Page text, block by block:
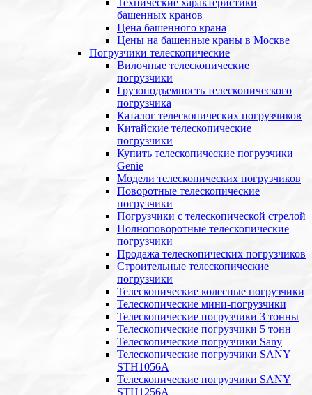
Технические характеристики
башенных кранов
Цена башенного крана
Цены на башенные краны в Москве
Погрузчики телескопические
Вилочные телескопические
погрузчики
Грузоподъемность телескопического
погрузчика
Каталог телескопических погрузчиков
Китайские телескопические
погрузчики
Купить телескопические погрузчики
Genie
Модели телескопических погрузчиков
Поворотные телескопические
погрузчики
Погрузчики с телескопической стрелой
Полноповоротные телескопические
погрузчики
Продажа телескопических погрузчиков
Строительные телескопические
погрузчики
Телескопические колесные погрузчики
Телескопические мини-погрузчики
Телескопические погрузчики 3 тонны
Телескопические погрузчики 5 тонн
Телескопические погрузчики Sany
Телескопические погрузчики SANY
STH1056А
Телескопические погрузчики SANY
STH1256A